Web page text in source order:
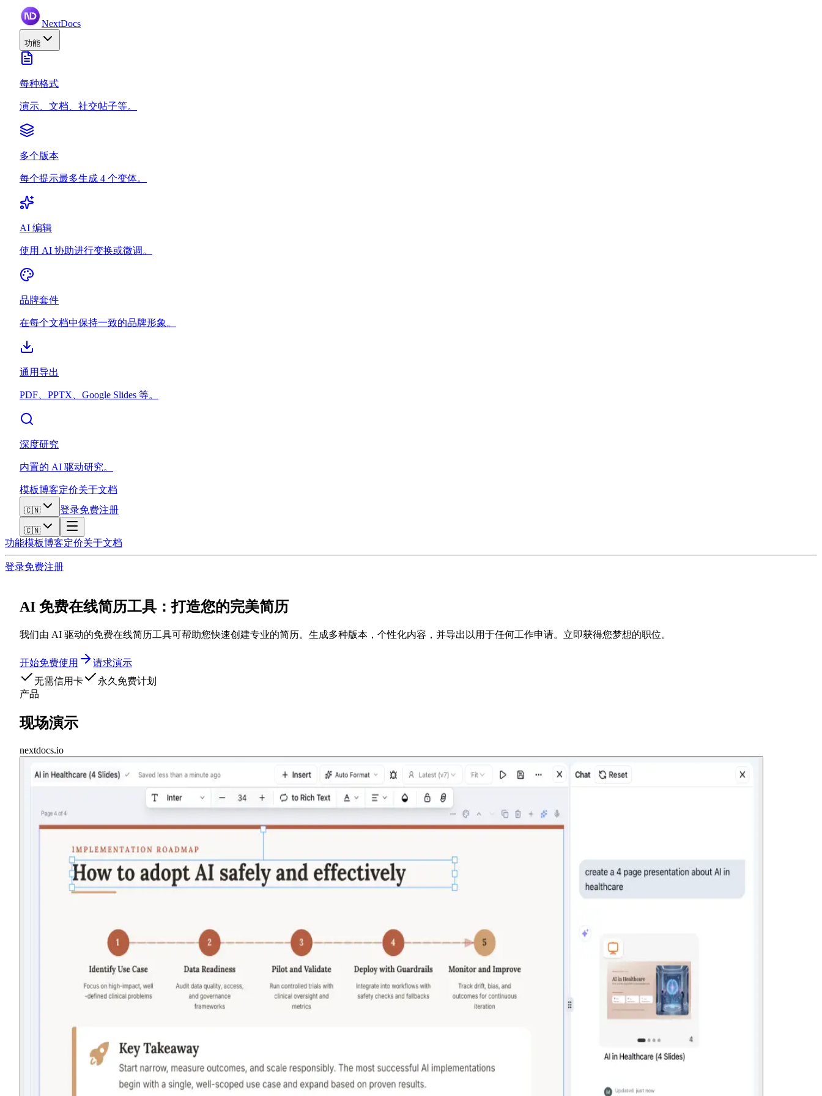
NextDocs
功能
每种格式
演示、文档、社交帖子等。
多个版本
每个提示最多生成 4 个变体。
AI 编辑
使用 AI 协助进行变换或微调。
品牌套件
在每个文档中保持一致的品牌形象。
通用导出
PDF、PPTX、Google Slides 等。
深度研究
内置的 AI 驱动研究。
模板博客定价关于文档
🇨🇳 登录免费注册
🇨🇳
功能模板博客定价关于文档
登录免费注册
AI 免费在线简历工具：打造您的完美简历
我们由 AI 驱动的免费在线简历工具可帮助您快速创建专业的简历。生成多种版本，个性化内容，并导出以用于任何工作申请。立即获得您梦想的职位。
开始免费使用
请求演示
无需信用卡
永久免费计划
产品
现场演示
nextdocs.io